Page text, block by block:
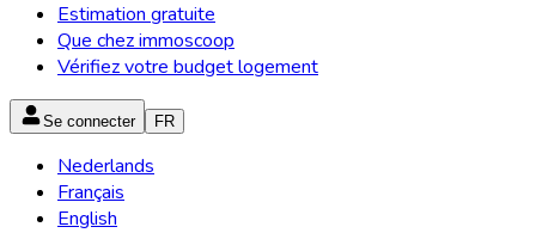
Estimation gratuite
Que chez immoscoop
Vérifiez votre budget logement
Se connecter FR
Nederlands
Français
English